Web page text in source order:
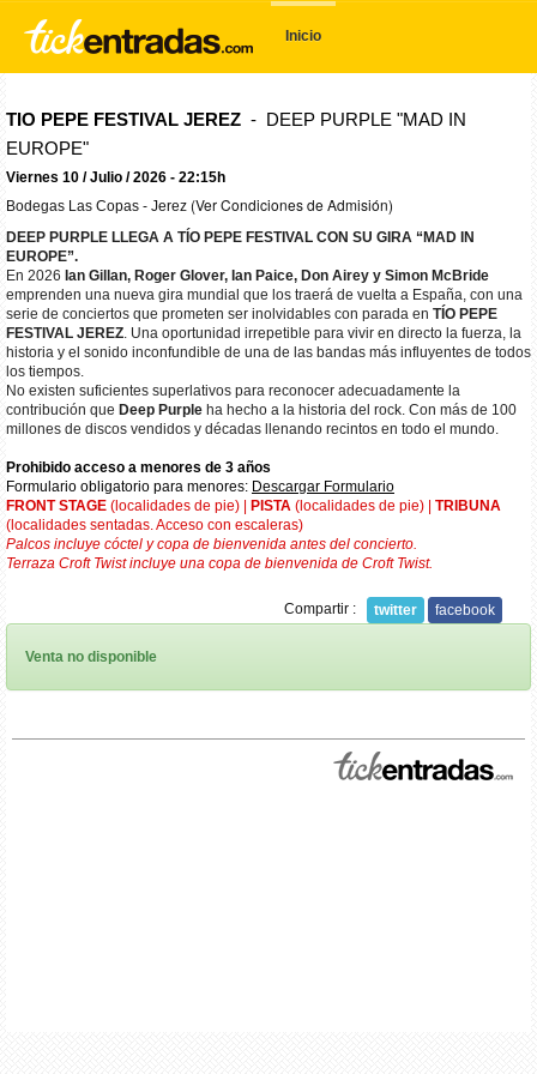
Inicio
TIO PEPE FESTIVAL JEREZ - DEEP PURPLE "MAD IN
EUROPE"
Viernes 10 / Julio / 2026 - 22:15h
Bodegas Las Copas - Jerez (Ver Condiciones de Admisión)
DEEP PURPLE LLEGA A TÍO PEPE FESTIVAL CON SU GIRA “MAD IN
EUROPE”.
En 2026 Ian Gillan, Roger Glover, Ian Paice, Don Airey y Simon McBride
emprenden una nueva gira mundial que los traerá de vuelta a España, con una
serie de conciertos que prometen ser inolvidables con parada en TÍO PEPE
FESTIVAL JEREZ . Una oportunidad irrepetible para vivir en directo la fuerza, la
historia y el sonido inconfundible de una de las bandas más influyentes de todos
los tiempos.
No existen suficientes superlativos para reconocer adecuadamente la
contribución que Deep Purple ha hecho a la historia del rock. Con más de 100
millones de discos vendidos y décadas llenando recintos en todo el mundo.
Prohibido acceso a menores de 3 años
Formulario obligatorio para menores: Descargar Formulario
FRONT STAGE (localidades de pie) | PISTA (localidades de pie) | TRIBUNA
(localidades sentadas. Acceso con escaleras)
Palcos incluye cóctel y copa de bienvenida antes del concierto.
Terraza Croft Twist incluye una copa de bienvenida de Croft Twist.
Compartir : twitter facebook
Venta no disponible